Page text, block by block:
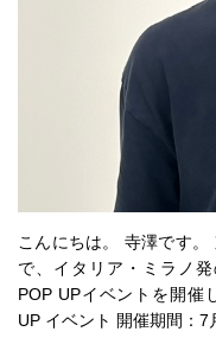
こんにちは。 寺澤です
で、イタリア・ミラノ
POP UPイベントを開
UP イベント 開催期間：